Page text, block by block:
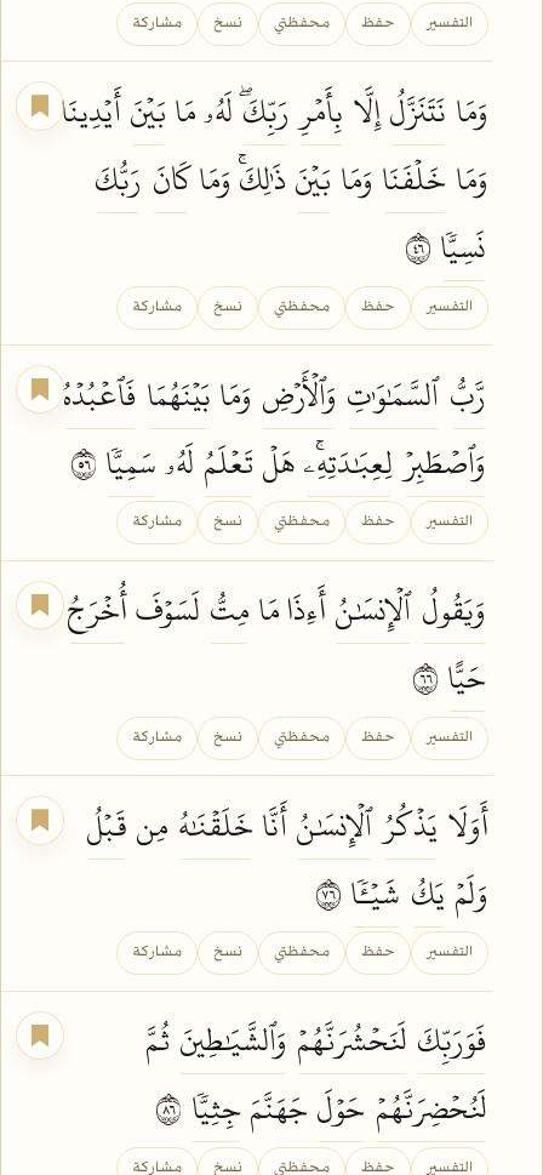
التفسير حفظ محفظتي نسخ مشاركة
وَمَا نَتَنَزَّلُإِلَّا بِأَمۡرِ رَبِّكَۖلَهُۥ مَابَيۡنَأَيۡدِينَا
وَمَاخَلۡفَنَا وَمَا بَيۡنَذَٰلِكَۚ وَمَاكَانَ رَبُّكَ
نَسِيّٗا
التفسير حفظ محفظتي نسخ مشاركة
رَّبُّٱلسَّمَٰوَٰتِ وَٱلۡأَرۡضِ وَمَابَيۡنَهُمَا فَٱعۡبُدۡهُ
وَٱصۡطَبِرۡ لِعِبَٰدَتِهِۦۚهَلۡتَعۡلَمُ لَهُۥسَمِيّٗا
التفسير حفظ محفظتي نسخ مشاركة
وَيَقُولُٱلۡإِنسَٰنُأَءِذَا مَامِتُّ لَسَوۡفَأُخۡرَجُ
حَيًّا
التفسير حفظ محفظتي نسخ مشاركة
أَوَلَا يَذۡكُرُٱلۡإِنسَٰنُأَنَّاخَلَقۡنَٰهُ مِنقَبۡلُ
وَلَمۡ يَكُ شَيۡـٔٗا
التفسير حفظ محفظتي نسخ مشاركة
فَوَرَبِّكَ لَنَحۡشُرَنَّهُمۡ وَٱلشَّيَٰطِينَ ثُمَّ
لَنُحۡضِرَنَّهُمۡ حَوۡلَجَهَنَّمَجِثِيّٗا
التفسير حفظ محفظتي نسخ مشاركة